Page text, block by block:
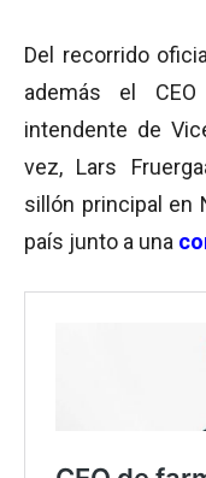
Del recorrido
además el
intendente de
vez, Lars
sillón principal en
país junto a una